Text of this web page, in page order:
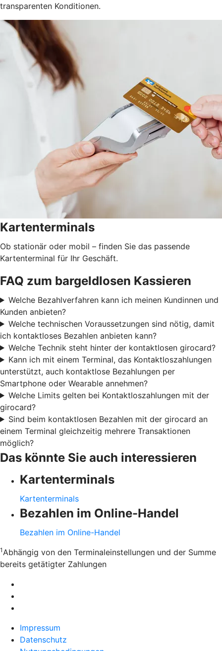
transparenten Konditionen.
Kartenterminals
Ob stationär oder mobil – finden Sie das passende
Kartenterminal für Ihr Geschäft.
FAQ zum bargeldlosen Kassieren
Welche Bezahlverfahren kann ich meinen Kundinnen und
Kunden anbieten?
Welche technischen Voraussetzungen sind nötig, damit
ich kontaktloses Bezahlen anbieten kann?
Welche Technik steht hinter der kontaktlosen girocard?
Kann ich mit einem Terminal, das Kontaktloszahlungen
unterstützt, auch kontaktlose Bezahlungen per
Smartphone oder Wearable annehmen?
Welche Limits gelten bei Kontaktloszahlungen mit der
girocard?
Sind beim kontaktlosen Bezahlen mit der girocard an
einem Terminal gleichzeitig mehrere Transaktionen
möglich?
Das könnte Sie auch interessieren
Kartenterminals
Kartenterminals
Bezahlen im Online-Handel
Bezahlen im Online-Handel
1 Abhängig von den Terminaleinstellungen und der Summe
bereits getätigter Zahlungen
Impressum
Datenschutz